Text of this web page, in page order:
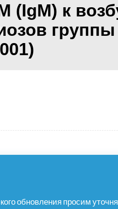
(IgM) к
обновления просим